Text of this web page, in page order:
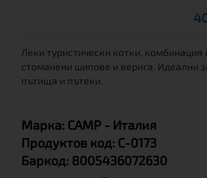
Леки туристически котки,
стоманени шипове и верига. Идеални
пътища и пътеки.
Марка: CAMP - Италия
Продуктов код: C-0173
Баркод: 8005436072630